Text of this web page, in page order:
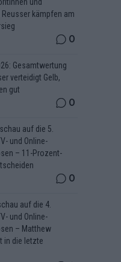
kämpfen am
0
Gesamtwertung
verteidigt Gelb,
gut
0
auf die 5.
und Online-
– 11-Prozent-
0
auf die 4.
und Online-
– Matthew
in die letzte